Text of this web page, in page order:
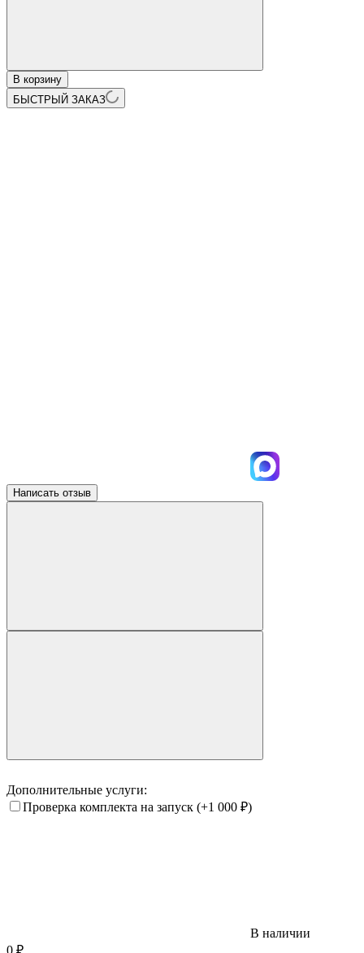
В корзину
БЫСТРЫЙ ЗАКАЗ
Написать отзыв
Дополнительные услуги:
Проверка комплекта на запуск (+1 000 ₽)
В наличии